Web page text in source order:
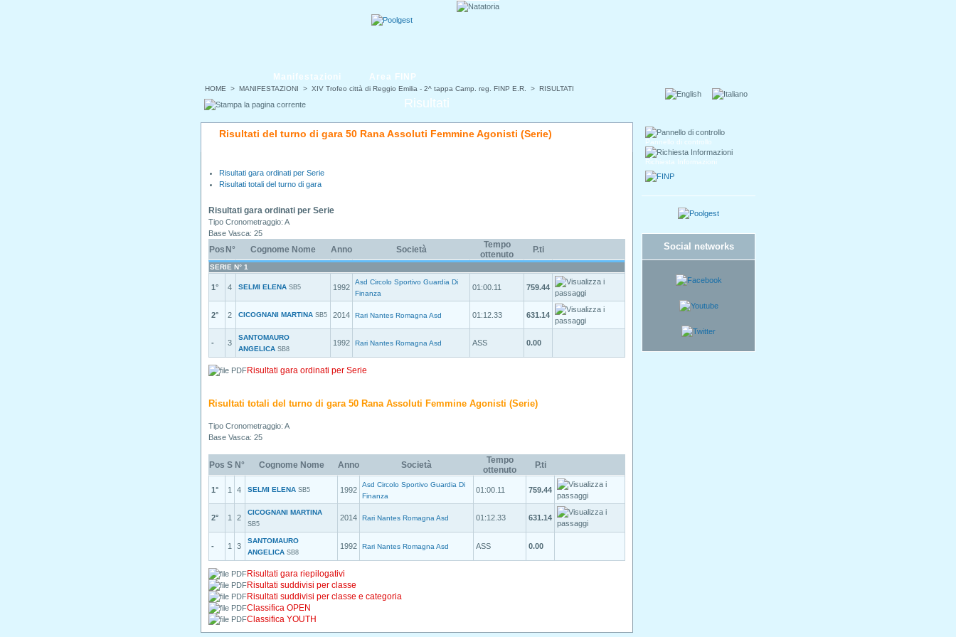
HOME > MANIFESTAZIONI > XIV Trofeo città di Reggio Emilia - 2^ tappa Camp. reg. FINP E.R. > RISULTATI
Manifestazioni Area FINP
Risultati
Risultati del turno di gara 50 Rana Assoluti Femmine Agonisti (Serie)
Risultati gara ordinati per Serie
Risultati totali del turno di gara
Risultati gara ordinati per Serie
Tipo Cronometraggio: A
Base Vasca: 25
Pos N° Cognome Nome Anno Società
Tempo
ottenuto
P.ti
SERIE N° 1
1° 4 SELMI ELENA SB5 1992
Asd Circolo Sportivo Guardia Di
Finanza
01:00.11 759.44
2° 2 CICOGNANI MARTINA SB5 2014 Rari Nantes Romagna Asd 01:12.33 631.14
- 3
SANTOMAURO
ANGELICA SB8
1992 Rari Nantes Romagna Asd ASS 0.00
Risultati gara ordinati per Serie
Risultati totali del turno di gara 50 Rana Assoluti Femmine Agonisti (Serie)
Tipo Cronometraggio: A
Base Vasca: 25
Pos S N° Cognome Nome Anno Società
Tempo
ottenuto
P.ti
1° 1 4 SELMI ELENA SB5 1992
Asd Circolo Sportivo Guardia Di
Finanza
01:00.11 759.44
2° 1 2
CICOGNANI MARTINA
SB5
2014 Rari Nantes Romagna Asd 01:12.33 631.14
- 1 3
SANTOMAURO
ANGELICA SB8
1992 Rari Nantes Romagna Asd ASS 0.00
Risultati gara riepilogativi
Risultati suddivisi per classe
Risultati suddivisi per classe e categoria
Classifica OPEN
Classifica YOUTH
Pannello di controllo
Richiesta Informazioni
Social networks